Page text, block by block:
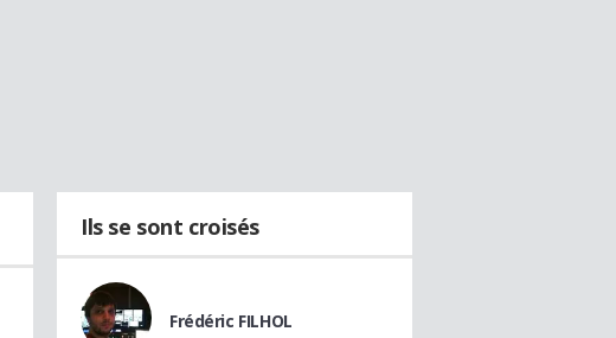
Ils se sont croisés
Frédéric FILHOL